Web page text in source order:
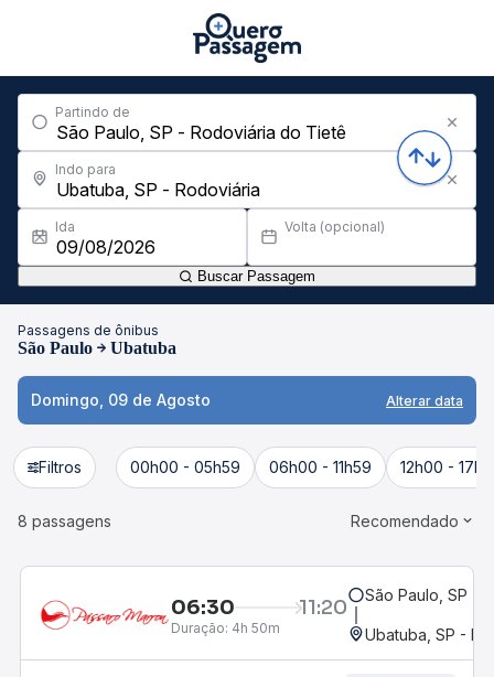
Partindo de
Indo para
Ida Volta (opcional)
Buscar Passagem
Passagens de ônibus
São Paulo Ubatuba
Domingo, 09 de Agosto Alterar data
Filtros 00h00 - 05h59 06h00 - 11h59 12h00 -
8 passagens Recomendado
06:30 11:20
Duração: 4h 50m
São Paulo, SP -
Ubatuba, SP -